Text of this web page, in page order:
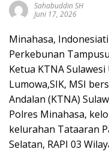
Sahabuddin SH
Juni 17, 2026
Minahasa,
Perkebunan
Ketua KTNA
Lumowa,SIK, MSI
Andalan (KTNA)
Polres Minahasa,
kelurahan Tataaran
Selatan, RAPI 03